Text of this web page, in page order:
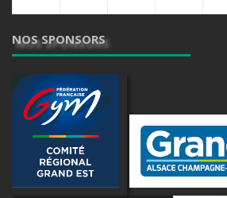
NOS SPONSORS